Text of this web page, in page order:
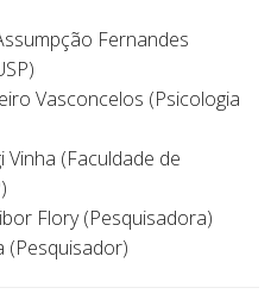
Fernandes
Vasconcelos (Psicologia
Vinha (Faculdade de
Flory (Pesquisadora)
(Pesquisador)